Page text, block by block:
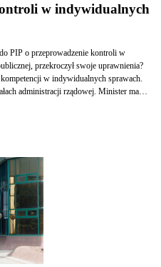
w indywidualnych
PIP o przeprowadzenie kontroli w
przekroczył swoje uprawnienia?
w indywidualnych sprawach.
administracji rządowej. Minister ma
konkretnych przedsiębiorców.